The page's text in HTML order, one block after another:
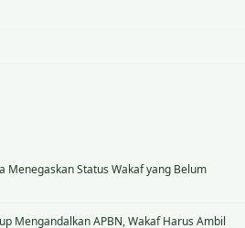
Menegaskan Status Wakaf yang Belum
Mengandalkan APBN, Wakaf Harus Ambil